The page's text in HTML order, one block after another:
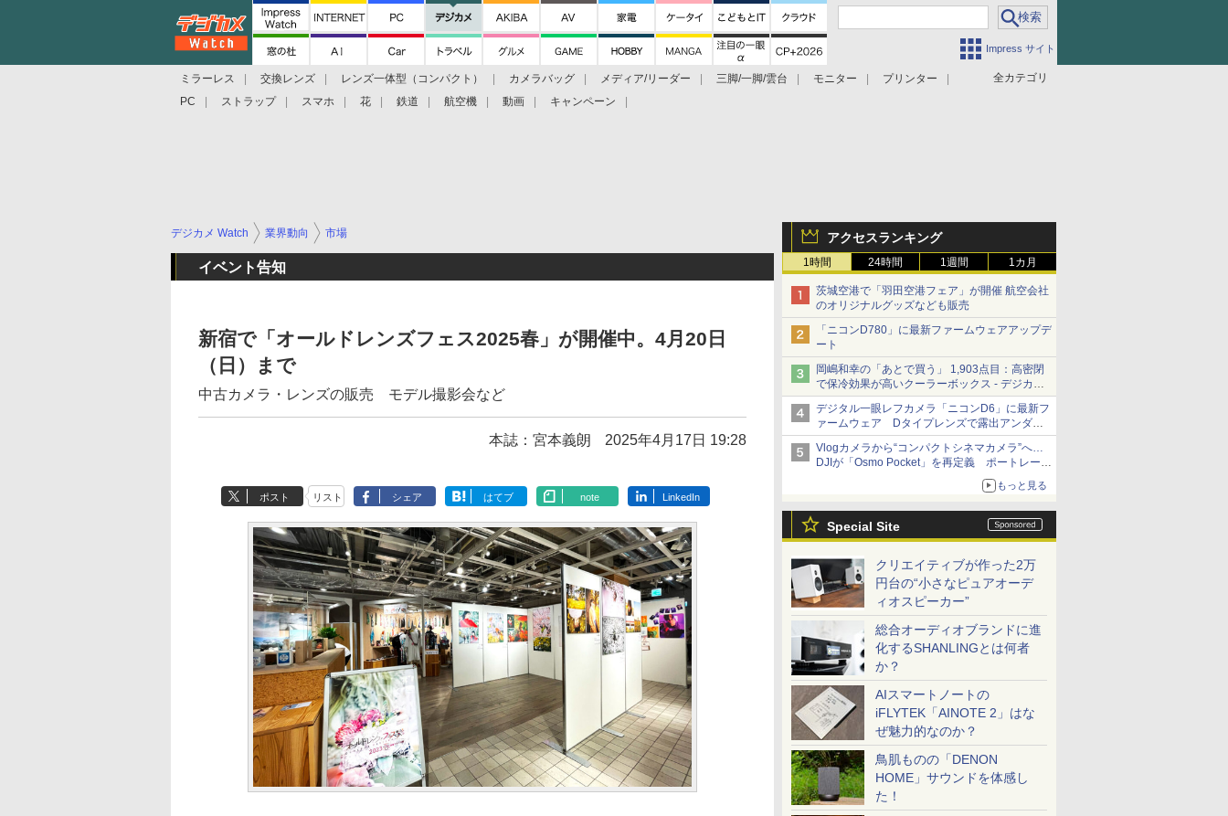
Impress サイト
全カテゴリ
ミラーレス 交換レンズ レンズ一体型（コンパクト） カメラバッグ メディア/リーダー 三脚/一脚/雲台 モニター
プリンター
PC
ストラップ スマホ 花 鉄道 航空機 動画 キャンペーン
アクセスランキング
1時間 24時間 1週間 1カ月
茨城空港で「羽田空港フェア」が開催 航空会社
のオリジナルグッズなども販売
「ニコンD780」に最新ファームウェアアップデ
ート
岡嶋和幸の「あとで買う」 1,903点目：高密閉
で保冷効果が高いクーラーボックス - デジカメ
Watch
デジタル一眼レフカメラ「ニコンD6」に最新フ
ァームウェア Dタイプレンズで露出アンダー
になる現象の修正など
Vlogカメラから“コンパクトシネマカメラ”へ…
DJIが「Osmo Pocket」を再定義 ポートレート
もっと見る
Special Site
クリエイティブが作った2万
円台の“小さなピュアオーデ
ィオスピーカー”
総合オーディオブランドに進
化するSHANLINGとは何者
か？
AIスマートノートの
iFLYTEK「AINOTE 2」はな
ぜ魅力的なのか？
鳥肌ものの「DENON
HOME」サウンドを体感し
た！
デジカメ Watch 業界動向 市場
イベント告知
新宿で「オールドレンズフェス2025春」が開催中。4月20日
（日）まで
中古カメラ・レンズの販売 モデル撮影会など
本誌：宮本義朗 2025年4月17日 19:28
ポスト リスト シェア はてブ note LinkedIn